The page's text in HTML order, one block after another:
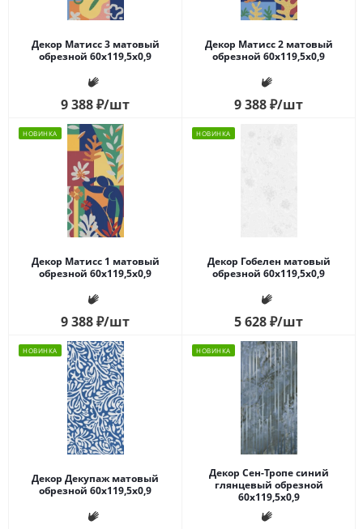
Декор Матисс 3 матовый
обрезной 60x119,5x0,9
9 388₽/шт
Декор Матисс 2 матовый
обрезной 60x119,5x0,9
9 388₽/шт
НОВИНКА
Декор Матисс 1 матовый
обрезной 60x119,5x0,9
9 388₽/шт
НОВИНКА
Декор Гобелен матовый
обрезной 60x119,5x0,9
5 628₽/шт
НОВИНКА
Декор Декупаж матовый
обрезной 60x119,5x0,9
НОВИНКА
Декор Сен-Тропе синий
глянцевый обрезной
60x119,5x0,9